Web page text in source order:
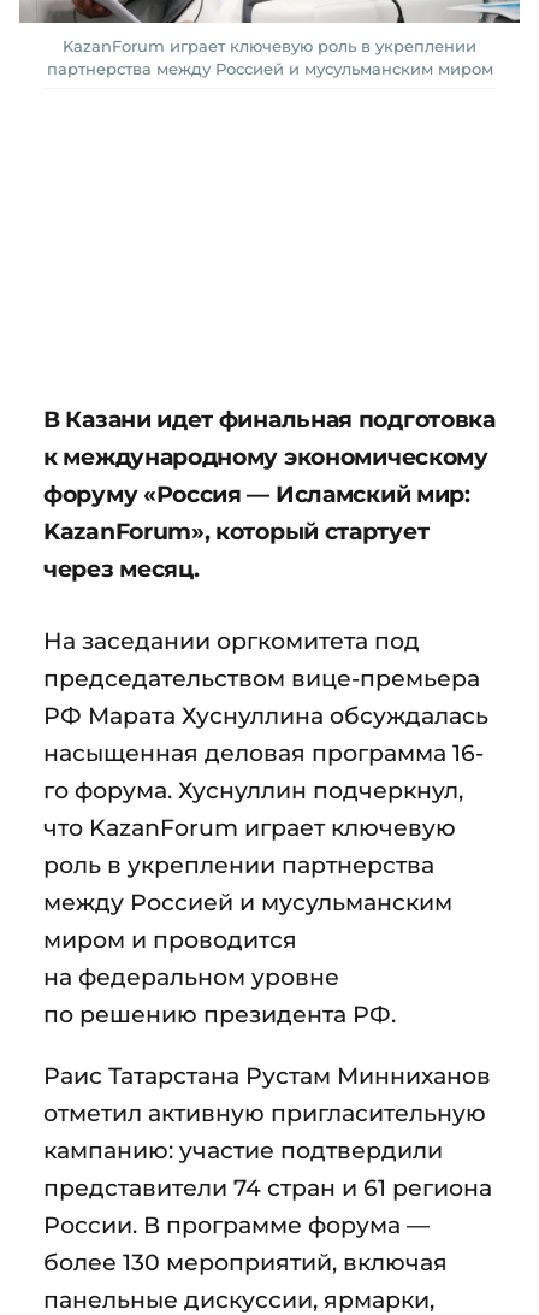
KazanForum играет ключевую роль в укреплении
партнерства между Россией и мусульманским миром
В Казани идет финальная подготовка
к международному экономическому
форуму «Россия — Исламский мир:
KazanForum», который стартует
через месяц.
На заседании оргкомитета под
председательством вице-премьера
РФ Марата Хуснуллина обсуждалась
насыщенная деловая программа 16-
го форума. Хуснуллин подчеркнул,
что KazanForum играет ключевую
роль в укреплении партнерства
между Россией и мусульманским
миром и проводится
на федеральном уровне
по решению президента РФ.
Раис Татарстана Рустам Минниханов
отметил активную пригласительную
кампанию: участие подтвердили
представители 74 стран и 61 региона
России. В программе форума —
более 130 мероприятий, включая
панельные дискуссии, ярмарки,